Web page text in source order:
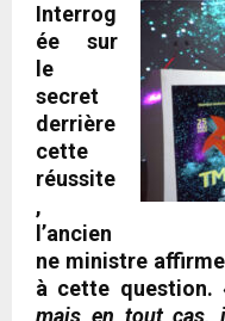
Interrog
ée sur
le
secret
derrière
cette
réussite
,
l’ancien
ne ministre
à cette question.